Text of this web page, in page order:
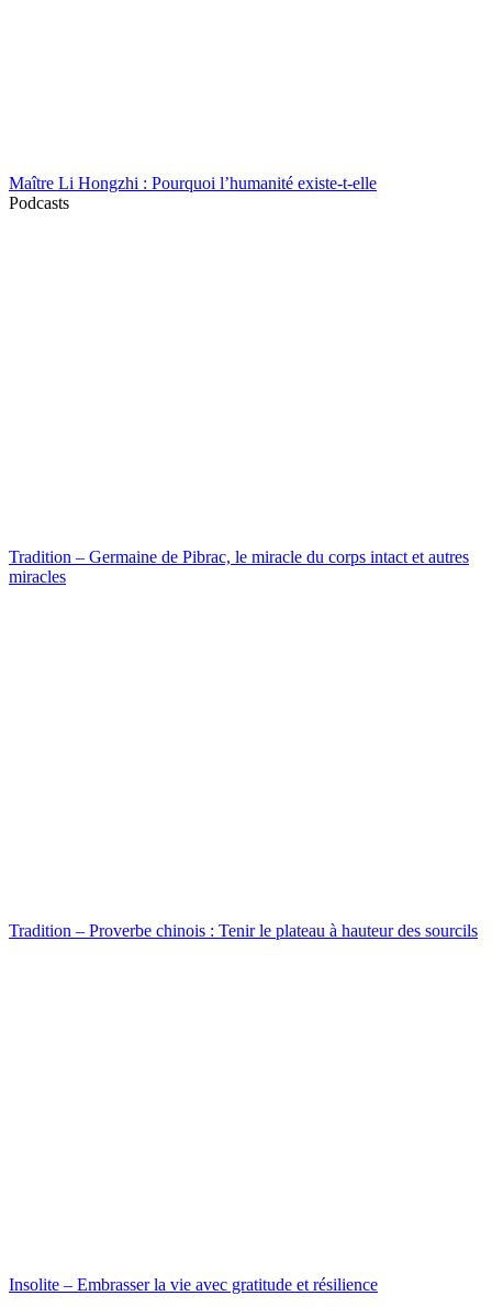
Maître Li Hongzhi : Pourquoi l’humanité existe-t-elle
Podcasts
Tradition – Germaine de Pibrac, le miracle du corps intact et autres
miracles
Tradition – Proverbe chinois : Tenir le plateau à hauteur des sourcils
Insolite – Embrasser la vie avec gratitude et résilience